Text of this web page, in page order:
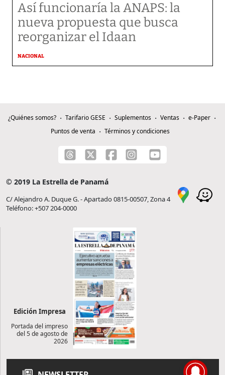
Así funcionaría la ANAPS: la
nueva propuesta que busca
reorganizar el Idaan
NACIONAL
¿Quiénes somos? Tarifario GESE Suplementos Ventas
e-Paper
Puntos de venta
Términos y condiciones
© 2019 La Estrella de Panamá
C/ Alejandro A. Duque G. - Apartado 0815-00507, Zona 4
Teléfono: +507 204-0000
Edición Impresa
Portada del impreso
del 5 de agosto de
2026